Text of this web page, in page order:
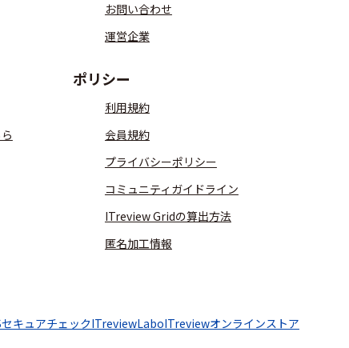
お問い合わせ
運営企業
ポリシー
利用規約
会員規約
プライバシーポリシー
コミュニティガイドライン
ITreview Gridの算出方法
匿名加工情報
キュアチェックITreviewLaboITreviewオンラインストア